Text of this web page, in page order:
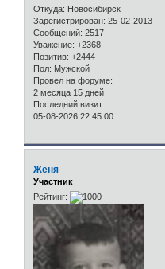
Откуда: Новосибирск
Зарегистрирован: 25-02-2013
Сообщений: 2517
Уважение: +2368
Позитив: +2444
Пол: Мужской
Провел на форуме:
2 месяца 15 дней
Последний визит:
05-08-2026 22:45:00
Женя
Участник
Рейтинг: